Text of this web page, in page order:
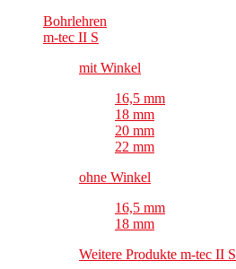
Bohrlehren
m-tec II S
mit Winkel
16,5 mm
18 mm
20 mm
22 mm
ohne Winkel
16,5 mm
18 mm
Weitere Produkte m-tec II S